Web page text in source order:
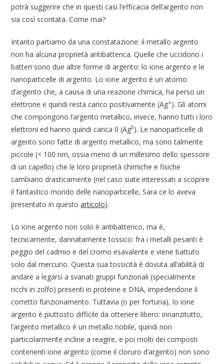
potrà suggerire che in questi casi l’efficacia dell’argento non
sia così scontata. Come mai?
Intanto partiamo da una constatazione: il metallo argento
non ha alcuna proprietà antibatterica. Quelle che uccidono i
batteri sono due altre forme di argento: lo ione argento e le
nanoparticelle di argento. Lo ione argento è un atomo
d’argento che, a causa di una reazione chimica, ha perso un
elettrone e quindi resta carico positivamente (Ag+). Gli atomi
che compongono l’argento metallico, invece, hanno tutti i loro
elettroni ed hanno quindi carica 0 (Ag0). Le nanoparticelle di
argento sono fatte di argento metallico, ma sono talmente
piccole (< 100 nm, ossia meno di un millesimo dello spessore
di un capello) che le loro proprietà chimiche e fisiche
cambiano drasticamente (nel caso siate interessati a scoprire
il fantastico mondo delle nanoparticelle, Sara ce lo aveva
presentato in questoarticolo).
Lo ione argento non solo è antibatterico, ma è,
tecnicamente, dannatamente tossico: fra i metalli pesanti è
peggio del cadmio e del cromo esavalente e viene battuto
solo dal mercurio. Questa sua tossicità è dovuta all’abilità di
andare a legarsi a svariati gruppi funzionali (specialmente
ricchi in zolfo) presenti in proteine e DNA, impedendone il
corretto funzionamento. Tuttavia (o per fortuna), lo ione
argento è piuttosto difficile da ottenere libero: innanzitutto,
l’argento metallico è un metallo nobile, quindi non
particolarmente incline a reagire, e poi molti dei composti
contenenti ione argento (come il cloruro d’argento) non sono